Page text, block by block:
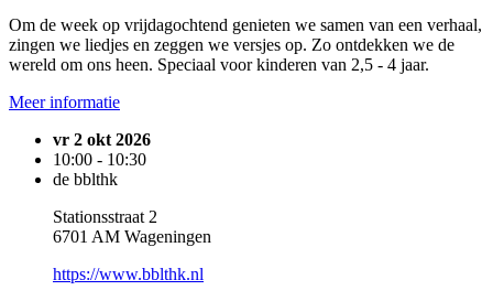
Om de week op vrijdagochtend genieten we samen van een verhaal,
zingen we liedjes en zeggen we versjes op. Zo ontdekken we de
wereld om ons heen. Speciaal voor kinderen van 2,5 - 4 jaar.
Meer informatie
vr 2 okt 2026
10:00 - 10:30
de bblthk
Stationsstraat 2
6701 AM Wageningen
https://www.bblthk.nl